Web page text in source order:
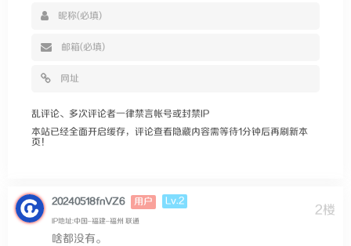
乱评论、多次评论者一律禁言帐号或封禁IP
本站已经全面开启缓存，评论查看隐藏内容需等待1分钟后再刷新本
页！
2楼
20240518fnVZ6 用户 Lv.2
IP地址:中国–福建–福州 联通
啥都没有。